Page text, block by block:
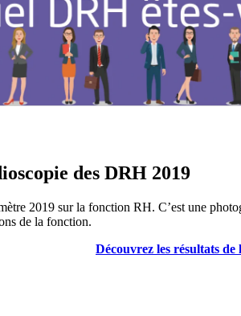
des DRH 2019
2019 sur la fonction RH. C’est une
de la fonction.
Découvrez les résultats